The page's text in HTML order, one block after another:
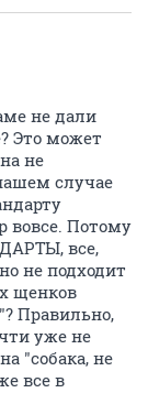
не дали
Это может
не
случае
вовсе. Потому
все,
не подходит
щенков
Правильно,
уже не
"собака, не
все в